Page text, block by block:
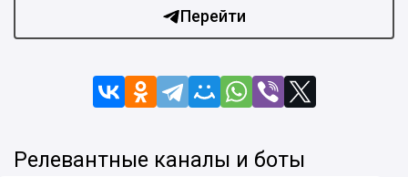
Перейти
Релевантные каналы и боты